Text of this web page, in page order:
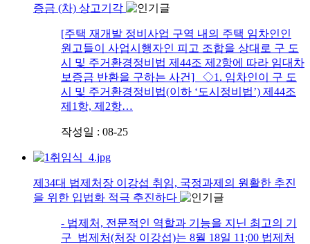
증금 (차) 상고기각
[주택 재개발 정비사업 구역 내의 주택 임차인인
원고들이 사업시행자인 피고 조합을 상대로 구 도
시 및 주거환경정비법 제44조 제2항에 따라 임대차
보증금 반환을 구하는 사건] ◇1. 임차인이 구 도
시 및 주거환경정비법(이하 ‘도시정비법’) 제44조
제1항, 제2항…
작성일 : 08-25
제34대 법제처장 이강섭 취임, 국정과제의 원활한 추진
을 위한 입법화 적극 추진하다
- 법제처, 전문적인 역할과 기능을 지닌 최고의 기
구 법제처(처장 이강섭)는 8월 18일 11;00 법제처